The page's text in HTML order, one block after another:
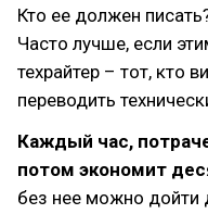
Кто ее должен
Часто лучше, если
техрайтер – тот, кто
переводить
Каждый час,
потом экономит
без нее можно дойти